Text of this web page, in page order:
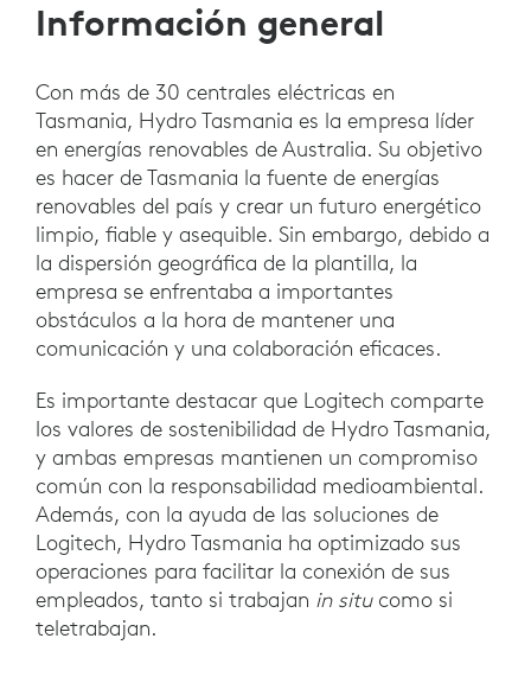
Información general
Con más de 30 centrales eléctricas en
Tasmania, Hydro Tasmania es la empresa líder
en energías renovables de Australia. Su objetivo
es hacer de Tasmania la fuente de energías
renovables del país y crear un futuro energético
limpio, fiable y asequible. Sin embargo, debido a
la dispersión geográfica de la plantilla, la
empresa se enfrentaba a importantes
obstáculos a la hora de mantener una
comunicación y una colaboración eficaces.
Es importante destacar que Logitech comparte
los valores de sostenibilidad de Hydro Tasmania,
y ambas empresas mantienen un compromiso
común con la responsabilidad medioambiental.
Además, con la ayuda de las soluciones de
Logitech, Hydro Tasmania ha optimizado sus
operaciones para facilitar la conexión de sus
empleados, tanto si trabajan in situcomo si
teletrabajan.